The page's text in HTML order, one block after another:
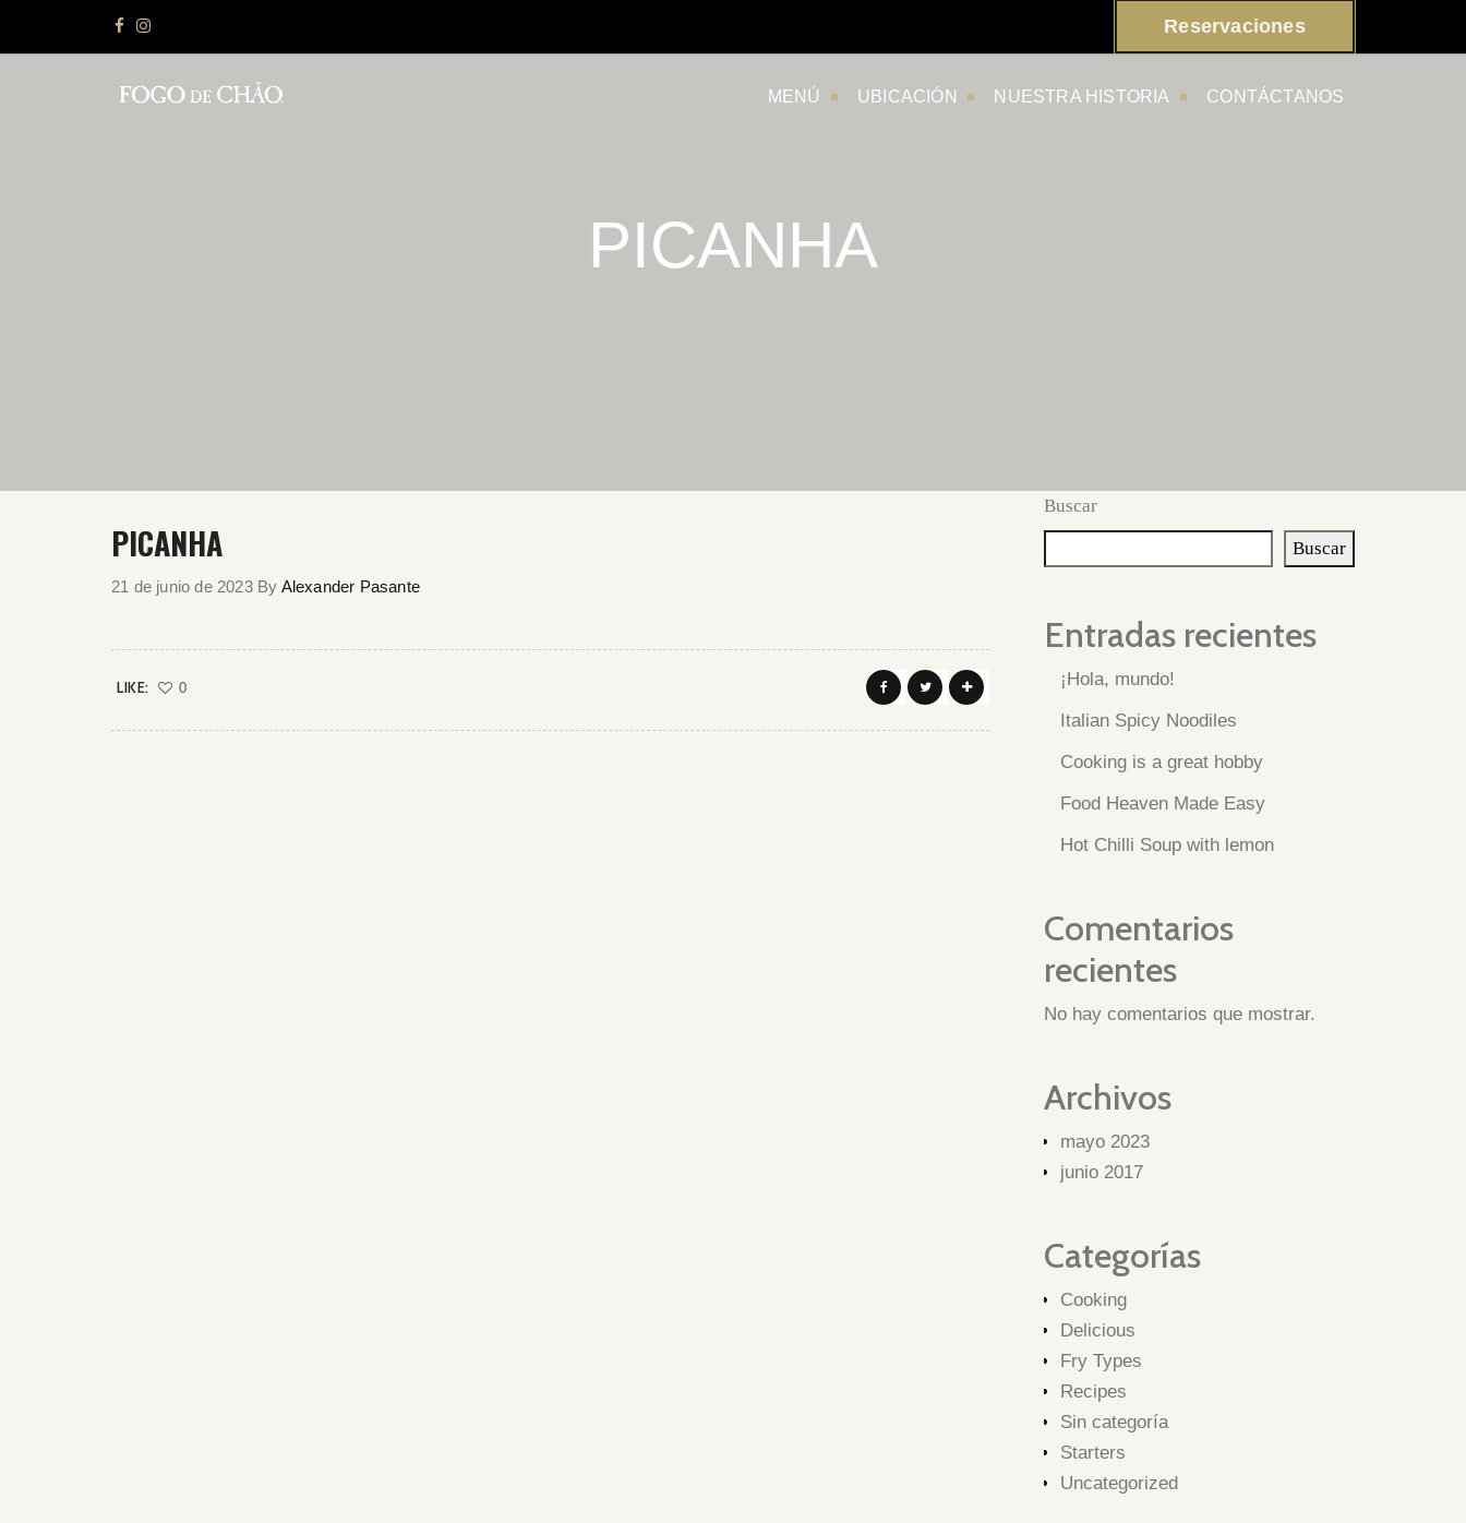
Reservaciones
MENÚ UBICACIÓN NUESTRA HISTORIA CONTÁCTANOS
PICANHA
PICANHA
21 de junio de 2023 By Alexander Pasante
LIKE: 0
Buscar
Buscar
Entradas recientes
¡Hola, mundo!
Italian Spicy Noodiles
Cooking is a great hobby
Food Heaven Made Easy
Hot Chilli Soup with lemon
Comentarios
recientes
No hay comentarios que mostrar.
Archivos
mayo 2023
junio 2017
Categorías
Cooking
Delicious
Fry Types
Recipes
Sin categoría
Starters
Uncategorized